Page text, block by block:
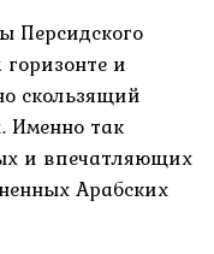
Персидского
и
скользящий
Именно так
и впечатляющих
Арабских